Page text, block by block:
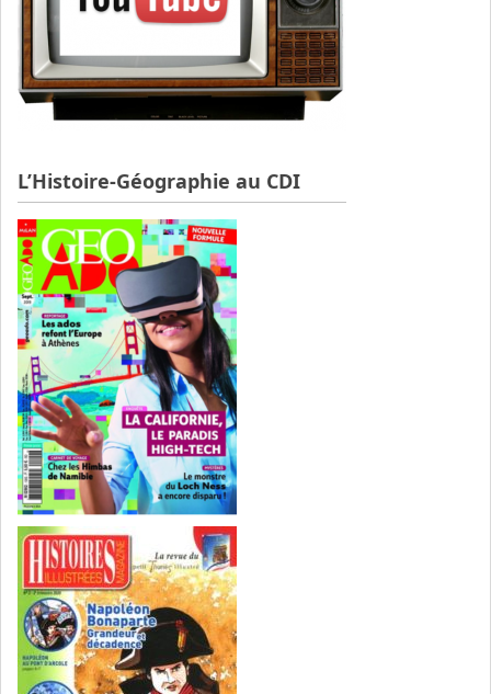
L’Histoire-Géographie au CDI